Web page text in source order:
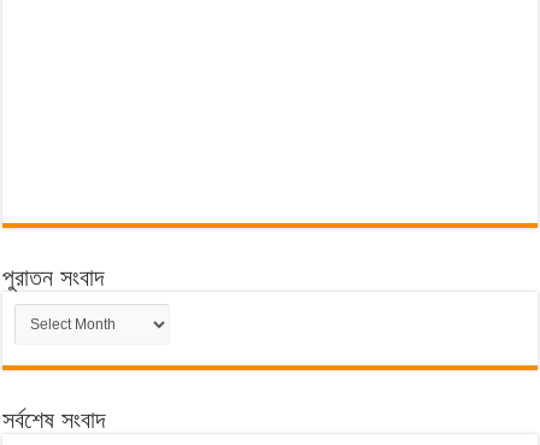
পুরাতন সংবাদ
পুরাতন
সংবাদ
সর্বশেষ সংবাদ